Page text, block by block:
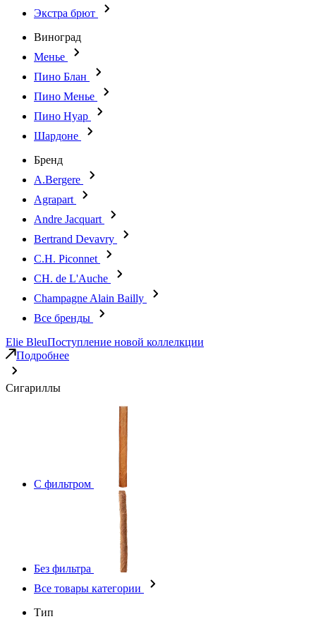
Экстра брют
Виноград
Менье
Пино Блан
Пино Менье
Пино Нуар
Шардоне
Бренд
A.Bergere
Agrapart
Andre Jacquart
Bertrand Devavry
C.H. Piconnet
CH. de L'Auche
Champagne Alain Bailly
Все бренды
Elie BleuПоступление новой коллелкции
Подробнее
Сигариллы
С фильтром
Без фильтра
Все товары категории
Тип